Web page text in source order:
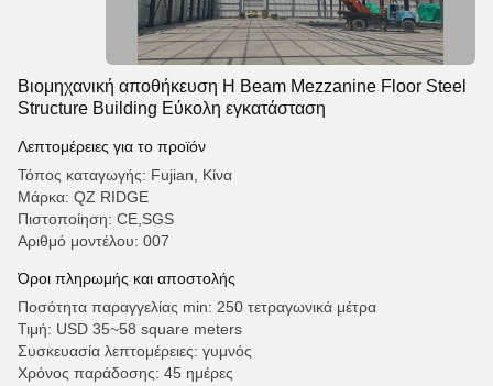
Βιομηχανική αποθήκευση H Beam Mezzanine Floor Steel
Structure Building Εύκολη εγκατάσταση
Λεπτομέρειες για το προϊόν
Τόπος καταγωγής: Fujian, Κίνα
Μάρκα: QZ RIDGE
Πιστοποίηση: CE,SGS
Αριθμό μοντέλου: 007
Όροι πληρωμής και αποστολής
Ποσότητα παραγγελίας min: 250 τετραγωνικά μέτρα
Τιμή: USD 35~58 square meters
Συσκευασία λεπτομέρειες: γυμνός
Χρόνος παράδοσης: 45 ημέρες